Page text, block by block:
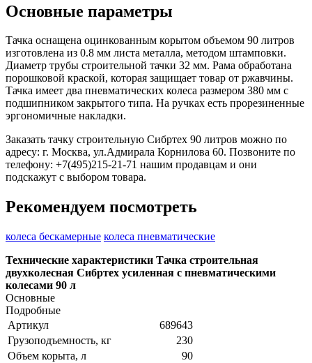
Основные параметры
Тачка оснащена оцинкованным корытом объемом 90 литров
изготовлена из 0.8 мм листа металла, методом штамповки.
Диаметр трубы строительной тачки 32 мм. Рама обработана
порошковой краской, которая защищает товар от ржавчины.
Тачка имеет два пневматических колеса размером 380 мм с
подшипником закрытого типа. На ручках есть прорезиненные
эргономичные накладки.
Заказать тачку строительную Сибртех 90 литров можно по
адресу: г. Москва, ул.Адмирала Корнилова 60. Позвоните по
телефону: +7(495)215-21-71 нашим продавцам и они
подскажут с выбором товара.
Рекомендуем посмотреть
колеса бескамерные колеса пневматические
Технические характеристики Тачка строительная
двухколесная Сибртех усиленная с пневматическими
колесами 90 л
Основные
Подробные
Артикул
689643
Грузоподъемность, кг
230
Объем корыта, л
90